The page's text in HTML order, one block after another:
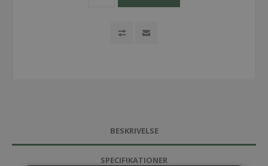
BESKRIVELSE
SPECIFIKATIONER